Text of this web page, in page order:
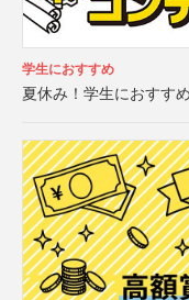
学生におすすめ
夏休み！学生におすす